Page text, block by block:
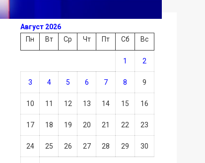
Август 2026
Пн
Вт Ср Чт Пт Сб Вс
1 2
3 4 5 6 7 8 9
10 11 12 13 14 15 16
17 18 19 20 21 22 23
24 25 26 27 28 29 30